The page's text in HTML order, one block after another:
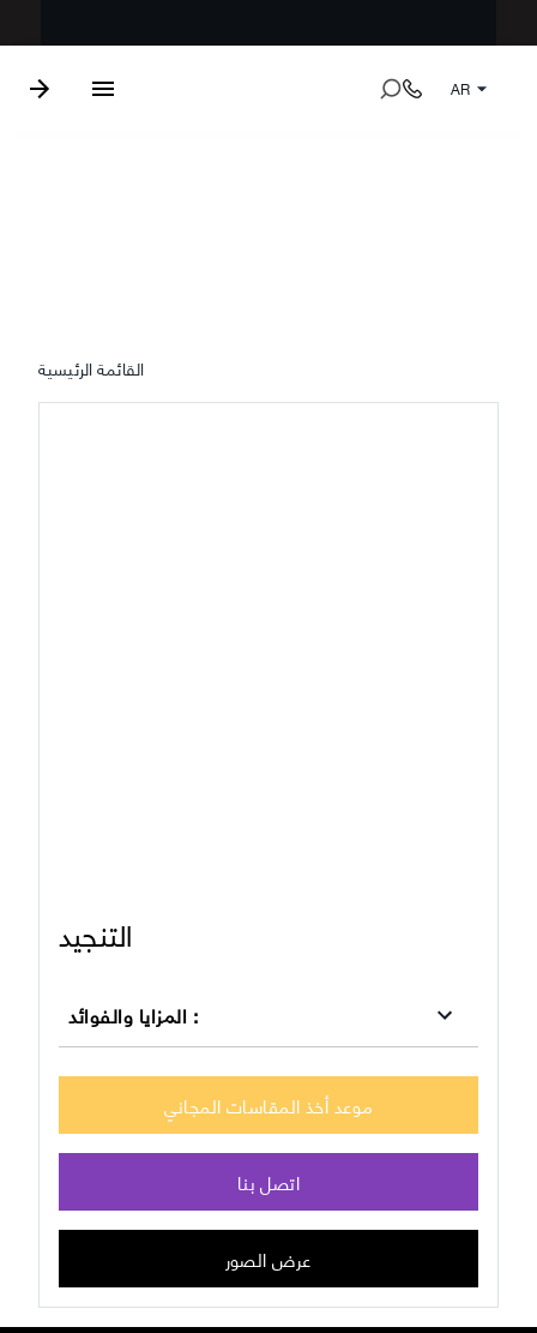
AR
القائمة الرئيسية
التنجيد
المزايا والفوائد :
موعد أخذ المقاسات المجاني
اتصل بنا
عرض الصور